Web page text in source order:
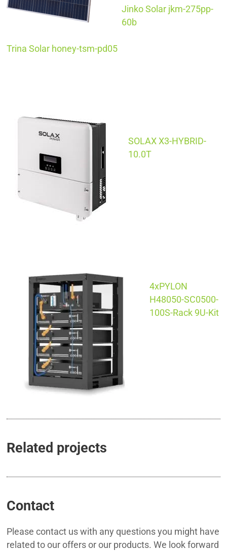
Jinko Solar jkm-275pp-
60b
Trina Solar honey-tsm-pd05
SOLAX X3-HYBRID-
10.0T
4xPYLON
H48050-SC0500-
100S-Rack 9U-Kit
Related projects
Contact
Please contact us with any questions you might have
related to our offers or our products. We look forward